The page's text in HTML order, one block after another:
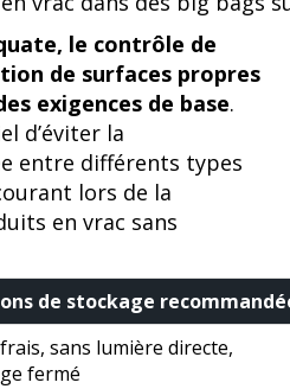
le contrôle de
de surfaces propres
exigences de base.
d’éviter la
entre différents types
lors de la
en vrac sans
de stockage
sans lumière directe,
fermé